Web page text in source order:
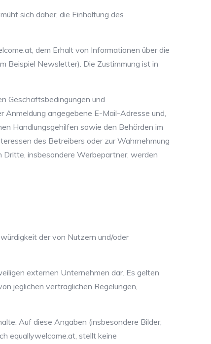
sich daher, die Einhaltung des
dem Erhalt von Informationen über die
Beispiel Newsletter). Die Zustimmung ist in
Geschäftsbedingungen und
Anmeldung angegebene E-Mail-Adresse und,
Handlungsgehilfen sowie den Behörden im
des Betreibers oder zur Wahrnehmung
Dritte, insbesondere Werbepartner, werden
der von Nutzern und/oder
externen Unternehmen dar. Es gelten
jeglichen vertraglichen Regelungen,
Auf diese Angaben (insbesondere Bilder,
equallywelcome.at, stellt keine